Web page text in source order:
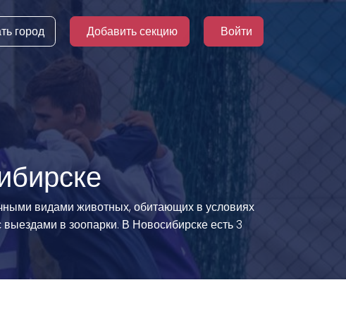
город Добавить секцию Войти
видами животных, обитающих в условиях
в зоопарки. В Новосибирске есть 3